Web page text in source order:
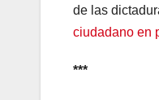
de las
ciudadano en
***